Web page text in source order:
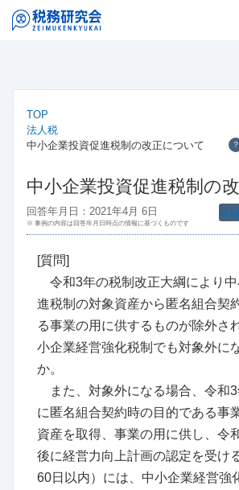
TOP
法人税
中小企業投資促進税制の改正について
？
中小企業投資促進税制の
特
回答年月日：2021年4月 6日
※ 事例の内容は回答年月日時点の情報に基づくものです
[質問]
令和3年の税制改正大綱により中
進税制の対象資産から匿名組合契
る事業の用に供するものが除外さ
小企業経営強化税制でも対象外に
か。
また、対象外になる場合、令和
に匿名組合契約時の目的である事
資産を取得、事業の用に供し、令
後に経営力向上計画の認定を受け
60日以内）には、中小企業経営強